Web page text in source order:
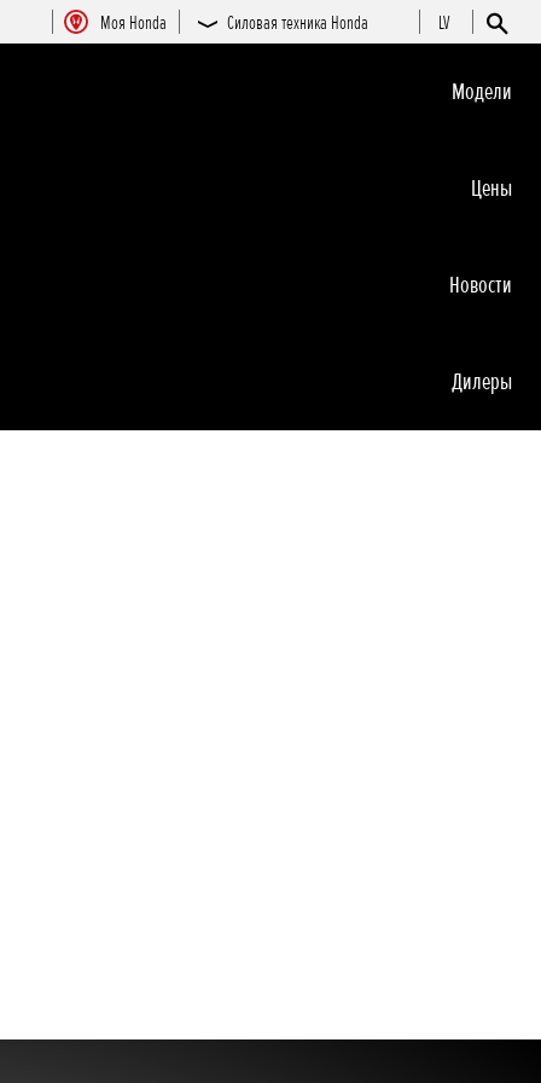
Moя Honda Силовая техника Honda LV
Moдeли
Цeны
Новocти
Дилеры